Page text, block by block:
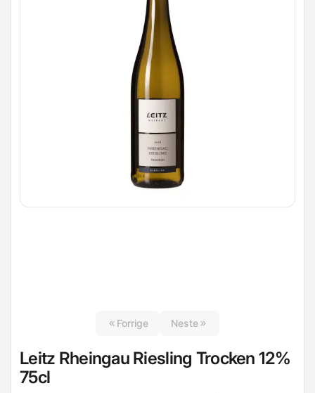
Forrige Neste
Leitz Rheingau Riesling Trocken 12%
75cl